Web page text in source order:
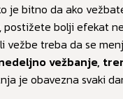
je bitno da ako
postižete bolji efekat
vežbe treba da se
vežbanje,
je obavezna svaki